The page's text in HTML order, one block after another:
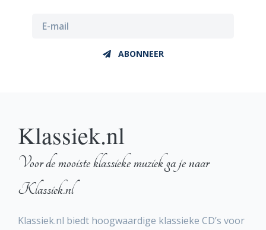
ABONNEER
Klassiek.nl
Voor de mooiste klassieke muziek ga je naar
Klassiek.nl
Klassiek.nl biedt hoogwaardige klassieke CD’s voor